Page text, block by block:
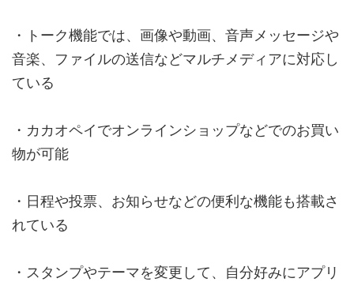
・トーク機能では、画像や動画、音声メッセージや
音楽、ファイルの送信などマルチメディアに対応し
ている
・カカオペイでオンラインショップなどでのお買い
物が可能
・日程や投票、お知らせなどの便利な機能も搭載さ
れている
・スタンプやテーマを変更して、自分好みにアプリ